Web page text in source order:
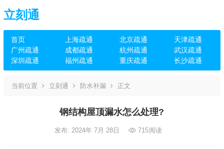
立刻通
首页 上海疏通 北京疏通
天津疏通
广州疏通
成都疏通 杭州疏通
武汉疏通
深圳疏通
福州疏通 重庆疏通 长沙疏通
当前位置 立刻通 防水补漏 正文
钢结构屋顶漏水怎么处理?
发布: 2024年 7月 28日 715阅读